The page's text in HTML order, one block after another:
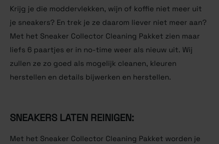
Krijg je die moddervlekken, wijn of koffie niet meer uit
je sneakers? En trek je ze daarom liever niet meer aan?
Met het Sneaker Collector Cleaning Pakket zien maar
liefs 6 paartjes er in no-time weer als nieuw uit. Wij
zullen ze zo goed als mogelijk cleanen, kleuren
herstellen en details bijwerken en herstellen.
SNEAKERS LATEN REINIGEN:
Met het Sneaker Collector Cleaning Pakket worden je